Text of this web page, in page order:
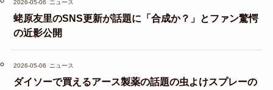
2026-05-06 ニュース
蛯原友里のSNS更新が話題に「合成か？」とファン驚愕
の近影公開
2026-05-06 ニュース
ダイソーで買えるアース製薬の話題の虫よけスプレーの